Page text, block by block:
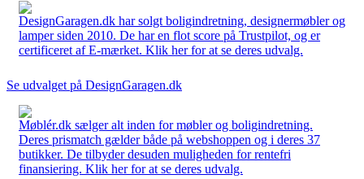
DesignGaragen.dk har solgt boligindretning, designermøbler og
lamper siden 2010. De har en flot score på Trustpilot, og er
certificeret af E-mærket. Klik her for at se deres udvalg.
Se udvalget på DesignGaragen.dk
Møblér.dk sælger alt inden for møbler og boligindretning.
Deres prismatch gælder både på webshoppen og i deres 37
butikker. De tilbyder desuden muligheden for rentefri
finansiering. Klik her for at se deres udvalg.